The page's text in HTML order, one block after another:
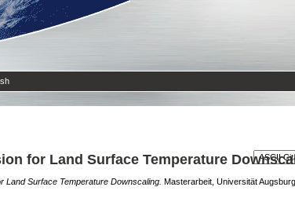
for Land Surface Temperature
Surface Temperature Downscaling. Masterarbeit, Universität Augsburg.